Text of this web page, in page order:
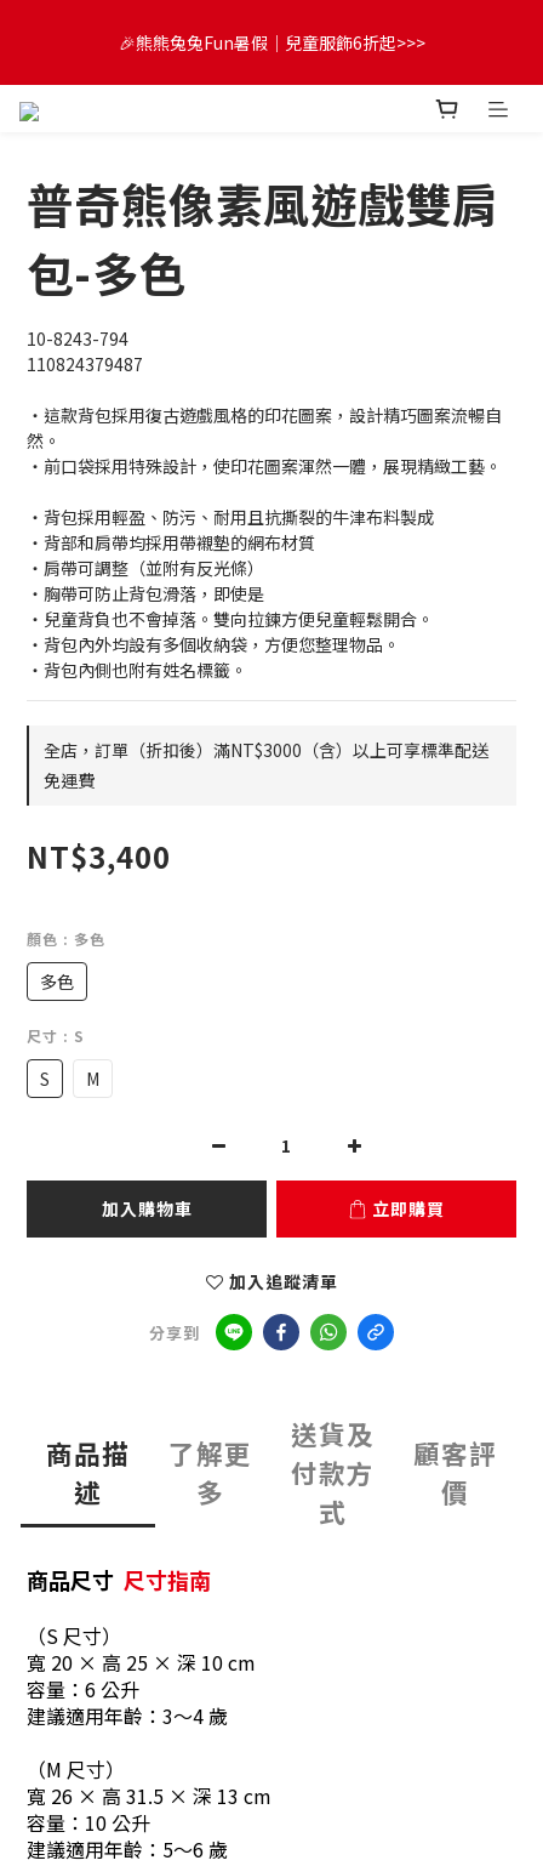
💌】
🎉熊熊兔兔Fun暑假｜兒童服飾6折起>>>
😍FUN暑假！童裝開心購【滿$3,000，送$300 (最高回饋$1,200)
💌】
普奇熊像素風遊戲雙肩
包-多色
10-8243-794
110824379487
・這款背包採用復古遊戲風格的印花圖案，設計精巧圖案流暢自
然。
・前口袋採用特殊設計，使印花圖案渾然一體，展現精緻工藝。
・背包採用輕盈、防污、耐用且抗撕裂的牛津布料製成
・背部和肩帶均採用帶襯墊的網布材質
・肩帶可調整（並附有反光條）
・胸帶可防止背包滑落，即使是
・兒童背負也不會掉落。雙向拉鍊方便兒童輕鬆開合。
・背包內外均設有多個收納袋，方便您整理物品。
・背包內側也附有姓名標籤。
全店，訂單（折扣後）滿NT$3000（含）以上可享標準配送
免運費
NT$3,400
顏色 : 多色
多色
尺寸 : S
S M
加入購物車 立即購買
加入追蹤清單
分享到
商品描
述
了解更
多
送貨及
付款方
式
顧客評
價
商品尺寸 尺寸指南
（S 尺寸）
寬 20 × 高 25 × 深 10 cm
容量：6 公升
建議適用年齡：3～4 歲
（M 尺寸）
寬 26 × 高 31.5 × 深 13 cm
容量：10 公升
建議適用年齡：5～6 歲